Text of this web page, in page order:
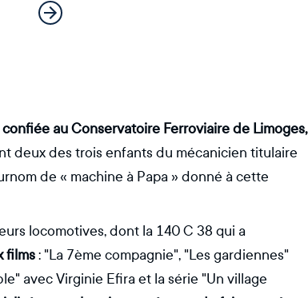
au Conservatoire Ferroviaire de Limoges,
deux des trois enfants du mécanicien titulaire
de « machine à Papa » donné à cette
locomotives, dont la 140 C 38 qui a
films: "La 7ème compagnie", "Les gardiennes"
avec Virginie Efira et la série "Un village